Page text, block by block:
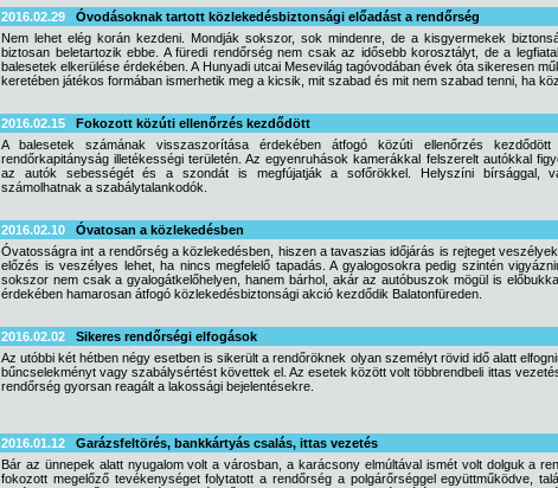
2016.02.29
Óvodásoknak tartott közlekedésbiztonsági előadást a rendőrség
Nem lehet elég korán kezdeni. Mondják sokszor, sok mindenre, de a kisgyermekek
biztosan beletartozik ebbe. A füredi rendőrség nem csak az idősebb korosztályt, de a
balesetek elkerülése érdekében. A Hunyadi utcai Mesevilág tagóvodában évek óta sikeresen
keretében játékos formában ismerhetik meg a kicsik, mit szabad és mit nem szabad tenni, ha
2016.02.15
Fokozott közúti ellenőrzés kezdődött
A balesetek számának visszaszorítása érdekében átfogó közúti ellenőrzés
rendőrkapitányság illetékességi területén. Az egyenruhások kamerákkal felszerelt autókkal
az autók sebességét és a szondát is megfújatják a sofőrökkel. Helyszíni bírsággal,
számolhatnak a szabálytalankodók.
2016.02.10
Óvatosan a közlekedésben
Óvatosságra int a rendőrség a közlekedésben, hiszen a tavaszias időjárás is rejteget
előzés is veszélyes lehet, ha nincs megfelelő tapadás. A gyalogosokra pedig szintén
sokszor nem csak a gyalogátkelőhelyen, hanem bárhol, akár az autóbuszok mögül is
érdekében hamarosan átfogó közlekedésbiztonsági akció kezdődik Balatonfüreden.
2016.02.02
Sikeres rendőrségi elfogások
Az utóbbi két hétben négy esetben is sikerült a rendőröknek olyan személyt rövid idő alatt
bűncselekményt vagy szabálysértést követtek el. Az esetek között volt többrendbeli ittas
rendőrség gyorsan reagált a lakossági bejelentésekre.
2016.01.12
Garázsfeltörés, bankkártyás csalás, ittas vezetés
Bár az ünnepek alatt nyugalom volt a városban, a karácsony elmúltával ismét volt dolguk a
fokozott megelőző tevékenységet folytatott a rendőrség a polgárőrséggel együttműködve,